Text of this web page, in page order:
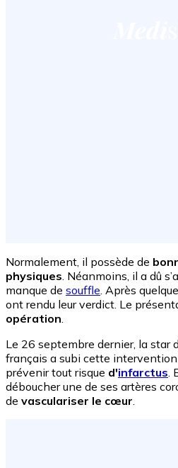
Normalement, il possède de
physiques. Néanmoins, il a dû
manque de souffle. Après
ont rendu leur verdict. Le
opération.
Le 26 septembre dernier, la star
français a subi cette
prévenir tout risque d'infarctus.
déboucher une de ses artères
de vasculariser le cœur.